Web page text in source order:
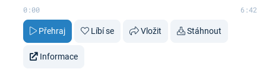
0:00 6:42
Přehraj Líbí se Vložit Stáhnout
Informace